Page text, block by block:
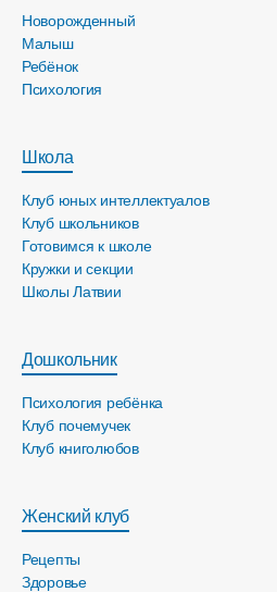
Новорожденный
Малыш
Ребёнок
Психология
Школа
Клуб юных интеллектуалов
Клуб школьников
Готовимся к школе
Кружки и секции
Школы Латвии
Дошкольник
Психология ребёнка
Клуб почемучек
Клуб книголюбов
Женский клуб
Рецепты
Здоровье